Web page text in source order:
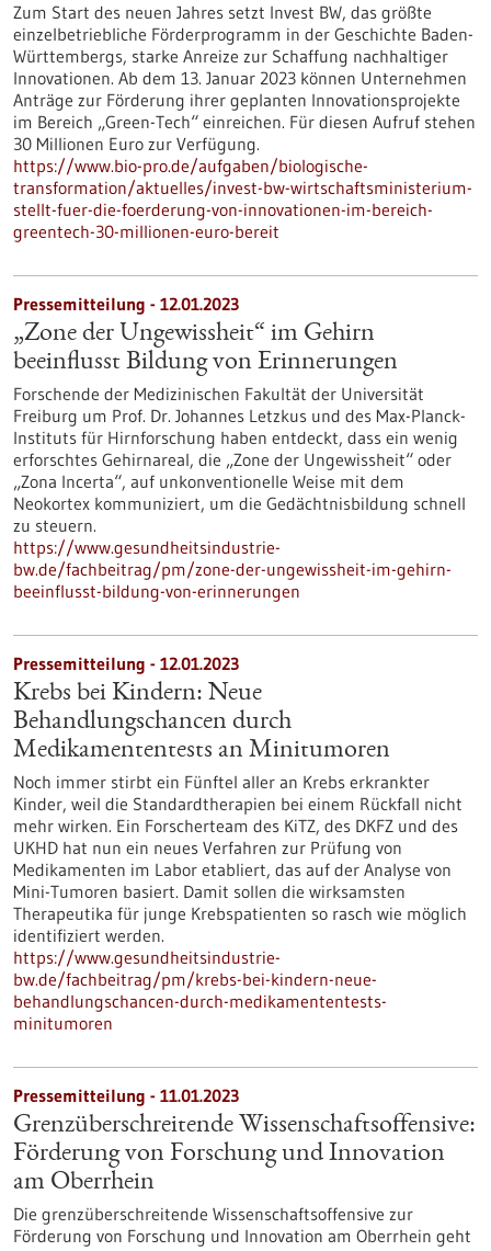
Zum Start des neuen Jahres setzt Invest BW, das größte
einzelbetriebliche Förderprogramm in der Geschichte Baden-
Württembergs, starke Anreize zur Schaffung nachhaltiger
Innovationen. Ab dem 13. Januar 2023 können Unternehmen
Anträge zur Förderung ihrer geplanten Innovationsprojekte
im Bereich „Green-Tech“ einreichen. Für diesen Aufruf stehen
30 Millionen Euro zur Verfügung.
https://www.bio-pro.de/aufgaben/biologische-
transformation/aktuelles/invest-bw-wirtschaftsministerium-
stellt-fuer-die-foerderung-von-innovationen-im-bereich-
greentech-30-millionen-euro-bereit
Pressemitteilung - 12.01.2023
„Zone der Ungewissheit“ im Gehirn
beeinflusst Bildung von Erinnerungen
Forschende der Medizinischen Fakultät der Universität
Freiburg um Prof. Dr. Johannes Letzkus und des Max-Planck-
Instituts für Hirnforschung haben entdeckt, dass ein wenig
erforschtes Gehirnareal, die „Zone der Ungewissheit“ oder
„Zona Incerta“, auf unkonventionelle Weise mit dem
Neokortex kommuniziert, um die Gedächtnisbildung schnell
zu steuern.
https://www.gesundheitsindustrie-
bw.de/fachbeitrag/pm/zone-der-ungewissheit-im-gehirn-
beeinflusst-bildung-von-erinnerungen
Pressemitteilung - 12.01.2023
Krebs bei Kindern: Neue
Behandlungschancen durch
Medikamententests an Minitumoren
Noch immer stirbt ein Fünftel aller an Krebs erkrankter
Kinder, weil die Standardtherapien bei einem Rückfall nicht
mehr wirken. Ein Forscherteam des KiTZ, des DKFZ und des
UKHD hat nun ein neues Verfahren zur Prüfung von
Medikamenten im Labor etabliert, das auf der Analyse von
Mini-Tumoren basiert. Damit sollen die wirksamsten
Therapeutika für junge Krebspatienten so rasch wie möglich
identifiziert werden.
https://www.gesundheitsindustrie-
bw.de/fachbeitrag/pm/krebs-bei-kindern-neue-
behandlungschancen-durch-medikamententests-
minitumoren
Pressemitteilung - 11.01.2023
Grenzüberschreitende Wissenschaftsoffensive:
Förderung von Forschung und Innovation
am Oberrhein
Die grenzüberschreitende Wissenschaftsoffensive zur
Förderung von Forschung und Innovation am Oberrhein geht